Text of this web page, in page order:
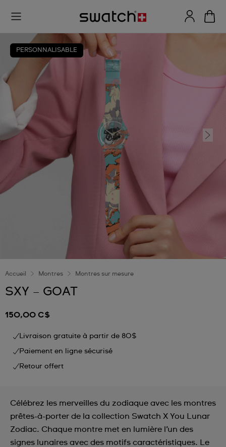
PERSONNALISABLE
Accueil Montres Montres sur mesure
SXY – GOAT
150,00 C$
Livraison gratuite à partir de 80$
Paiement en ligne sécurisé
Retour offert
Célébrez les merveilles du zodiaque avec les montres
prêtes-à-porter de la collection Swatch X You Lunar
Zodiac. Chaque montre met en lumière l’un des
signes lunaires avec des motifs caractéristiques. Le